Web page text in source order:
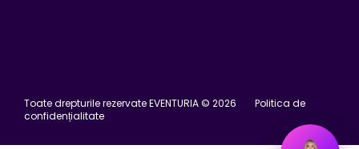
Toate drepturile rezervate EVENTURIA © 2026
Politica de
confidențialitate